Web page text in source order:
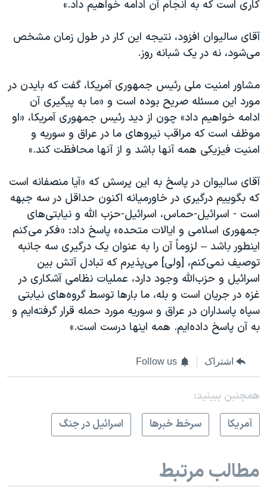
کاری است که به انجام آن ادامه خواهیم داد.»
آقای سالیوان افزود، نتیجه این کار در طول زمان مشخص
می‌شود، نه در یک شبانه روز.
مشاور امنیت ملی رئیس جمهوری آمریکا، گفت که بایدن در
مورد این مسئله صریح بوده است و «ما به پیگیری آن
ادامه خواهیم داد» چون از دید رئیس جمهوری آمریکا، «او
موظف است که مراقب نیروهای ما در عراق و سوریه و
امنیت فیزیکی همه آنها باشد و از آنها محافظت کند.»
آقای سالیوان در پاسخ به این پرسش که «آیا منصفانه است
که بگوییم درگیری در خاورمیانه اکنون حداقل در سه جبهه
است - اسرائیل-حماس، اسرائیل-حزب الله و نیابتی‌های
جمهوری اسلامی و ایالات متحده» پاسخ داد: «فکر می‌کنم
اینطور باشد – لزوماً آن را به عنوان یک درگیری سه جانبه
توصیف نمی‌کنم، [ولی] می‌پذیرم که تبادل آتش بین
اسرائیل و حزب‌الله وجود دارد، عملیات نظامی آشکاری در
غزه در جریان است و بله، ما بارها توسط گروه‌های نیابتی
سپاه پاسداران در عراق و سوریه مورد حمله قرار گرفته‌ایم و
به آن پاسخ داده‌ایم. همه اینها درست است.»
اشتراک Follow us
همچنبن ببینید:
آمريکا
سرخط خبرها اسرائیل در جنگ
مطالب مرتبط